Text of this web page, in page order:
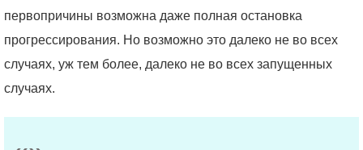
первопричины возможна даже полная остановка
прогрессирования. Но возможно это далеко не во всех
случаях, уж тем более, далеко не во всех запущенных
случаях.